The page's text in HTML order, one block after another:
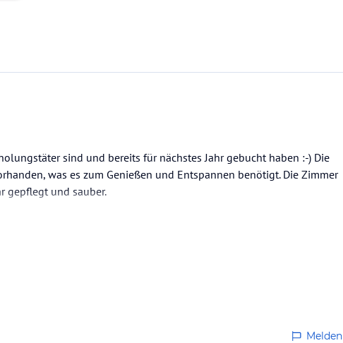
sind und bereits für nächstes Jahr gebucht haben :-) Die
was es zum Genießen und Entspannen benötigt. Die Zimmer
gepflegt und sauber.
Melden